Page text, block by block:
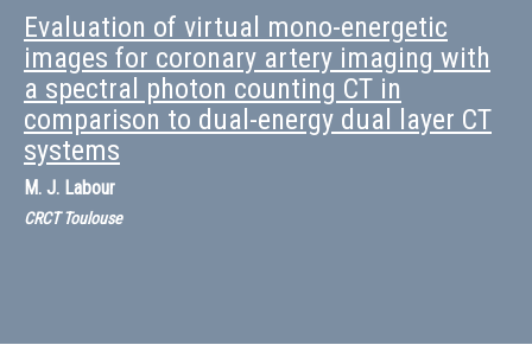
Evaluation of virtual mono-energetic
images for coronary artery imaging with
a spectral photon counting CT in
comparison to dual-energy dual layer CT
systems
M. J. Labour
CRCT Toulouse